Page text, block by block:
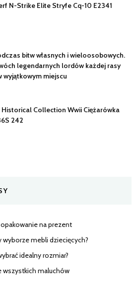
N-Strike Elite Stryfe Cq-10 E2341
bitw własnych i wieloosobowych.
legendarnych lordów każdej rasy
wyjątkowym miejscu
Historical Collection Wwii Ciężarówka
242
na prezent
wyborze mebli dziecięcych?
idealny rozmiar?
wszystkich maluchów